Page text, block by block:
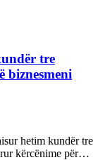
tre
biznesmeni
hetim kundër tre
kërcënime për…